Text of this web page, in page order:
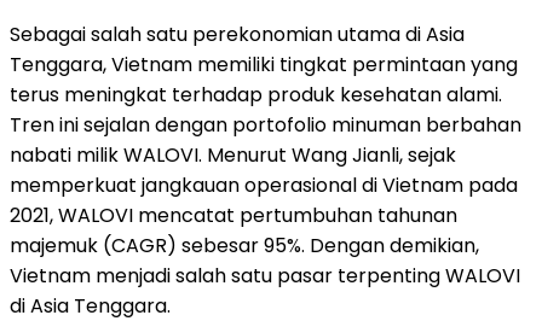
Sebagai salah satu perekonomian utama di Asia
Tenggara, Vietnam memiliki tingkat permintaan yang
terus meningkat terhadap produk kesehatan alami.
Tren ini sejalan dengan portofolio minuman berbahan
nabati milik WALOVI. Menurut Wang Jianli, sejak
memperkuat jangkauan operasional di Vietnam pada
2021, WALOVI mencatat pertumbuhan tahunan
majemuk (CAGR) sebesar 95%. Dengan demikian,
Vietnam menjadi salah satu pasar terpenting WALOVI
di Asia Tenggara.